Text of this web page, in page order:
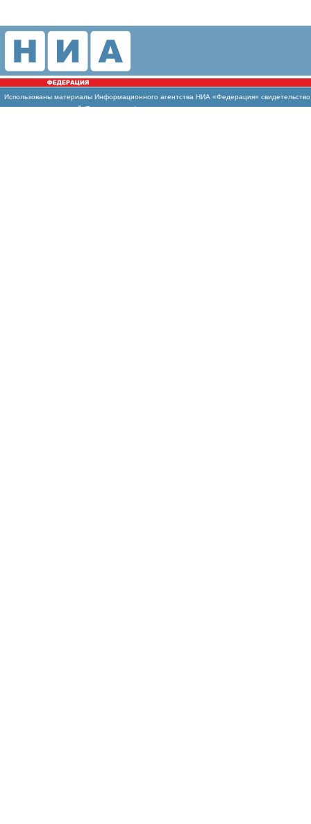
Использованы материалы Информационного агентства НИА «Федерация»
массовых коммуникаций (Роскомнадзор)